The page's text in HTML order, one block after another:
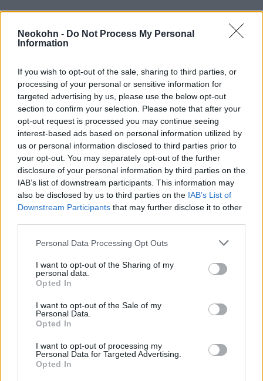
Neokohn - Do Not Process My Personal
Information
If you wish to opt-out of the sale, sharing to third parties, or
processing of your personal or sensitive information for
targeted advertising by us, please use the below opt-out
section to confirm your selection. Please note that after your
opt-out request is processed you may continue seeing
interest-based ads based on personal information utilized by
us or personal information disclosed to third parties prior to
your opt-out. You may separately opt-out of the further
disclosure of your personal information by third parties on the
IAB’s list of downstream participants. This information may
also be disclosed by us to third parties on the IAB’s List of
Downstream Participants that may further disclose it to other
Please note that this website/app uses one or more Google
not limited to your visit or usage behaviour. You may click to
grant or deny consent to Google and its third-party tags to
use your data for below specified purposes in below Google
consent section.
Personal Data Processing Opt Outs
I want to opt-out of the Sharing of my
personal data.
Opted In
I want to opt-out of the Sale of my
Personal Data.
Opted In
I want to opt-out of processing my
Personal Data for Targeted Advertising.
Opted In
„Csak most állok készen arra,
hogy elmeséljem naplóm
történetét a világnak. Hamarosan
meghalok és nem akarom, hogy
feledésbe merüljenek azok az
emberek, akiket megöltek”.
A Német Történeti Múzeummal
együttműködésben a Bild című német napilap
most először a nyilvánosság elé került
történelmi dokumentumot. A múzeum
mozijában január 30-ig naponta bemutatják a
Sheindi naplója című, a napilap gondozásában
készült filmet.